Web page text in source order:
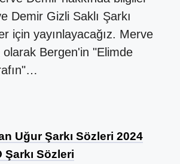
Demir Gizli Saklı Şarkı
için yayınlayacağız. Merve
olarak Bergen'in "Elimde
Uğur Şarkı Sözleri 2024
Şarkı Sözleri